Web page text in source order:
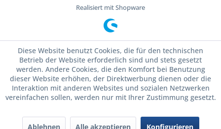
Realisiert mit Shopware
Diese Website benutzt Cookies, die für den technischen
Betrieb der Website erforderlich sind und stets gesetzt
werden. Andere Cookies, die den Komfort bei Benutzung
dieser Website erhöhen, der Direktwerbung dienen oder die
Interaktion mit anderen Websites und sozialen Netzwerken
vereinfachen sollen, werden nur mit Ihrer Zustimmung gesetzt.
Ablehnen Alle akzeptieren Konfigurieren